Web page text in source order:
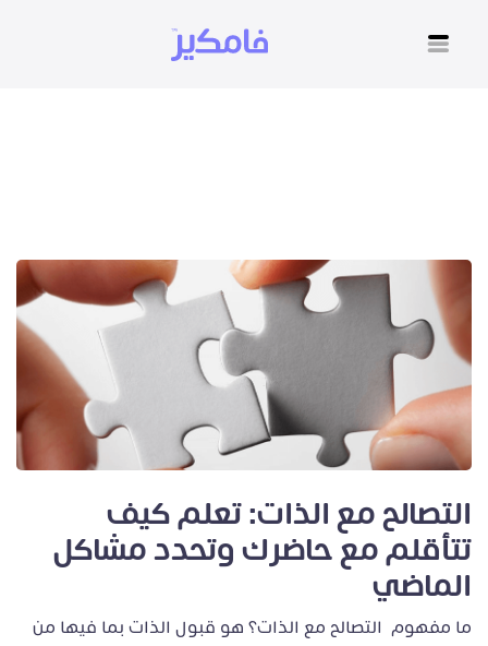
التصالح مع الذات: تعلم كيف
تتأقلم مع حاضرك وتحدد مشاكل
الماضي
ما مفهوم التصالح مع الذات؟ ‏هو قبول الذات بما فيها من